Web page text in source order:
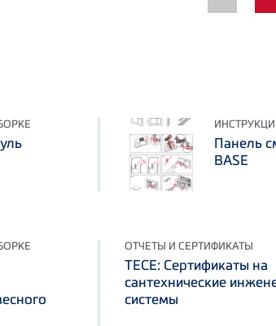
Панель
BASE
ОТЧЕТЫ И СЕРТИФИКАТЫ
TECE: Сертификаты на
сантехнические
системы